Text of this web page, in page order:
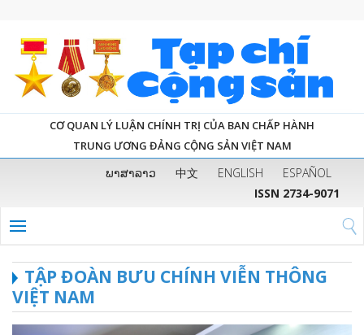
CƠ QUAN LÝ LUẬN CHÍNH TRỊ CỦA BAN CHẤP HÀNH
TRUNG ƯƠNG ĐẢNG CỘNG SẢN VIỆT NAM
ພາສາລາວ 中文 ENGLISH
ESPAÑOL
ISSN 2734-9071
TẬP ĐOÀN BƯU CHÍNH VIỄN THÔNG
VIỆT NAM